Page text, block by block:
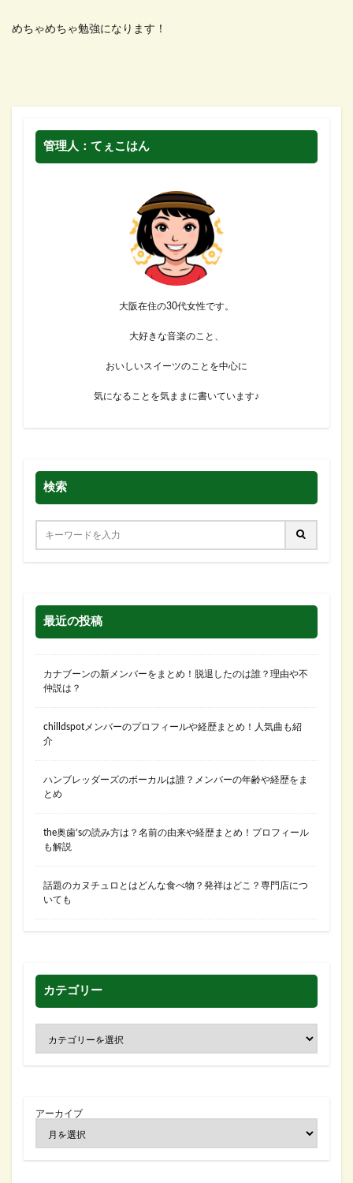
めちゃめちゃ勉強になります！
管理人：てぇこはん
大阪在住の30代女性です。
大好きな音楽のこと、
おいしいスイーツのことを中心に
気になることを気ままに書いています♪
検索
最近の投稿
カナブーンの新メンバーをまとめ！脱退したのは誰？理由や不
仲説は？
chilldspotメンバーのプロフィールや経歴まとめ！人気曲も紹
介
ハンブレッダーズのボーカルは誰？メンバーの年齢や経歴をま
とめ
the奥歯’sの読み方は？名前の由来や経歴まとめ！プロフィール
も解説
話題のカヌチュロとはどんな食べ物？発祥はどこ？専門店につ
いても
カテゴリー
アーカイブ